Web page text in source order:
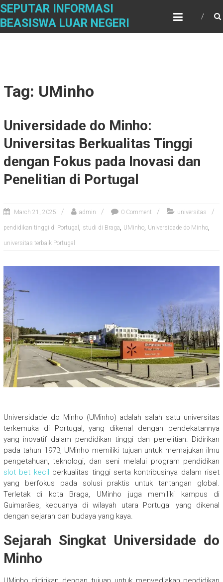
Skip
content
SEPUTAR INFORMASI
BEASISWA LUAR NEGERI
Tag: UMinho
Universidade do Minho:
Universitas Berkualitas Tinggi
dengan Fokus pada Inovasi dan
Penelitian di Portugal
March 21, 2025 admin 0 Comment universitas
pendidikan tinggi di Portugal , studi di Braga, UMinho, Universidade do Minho,
universitas terbaik Portugal
Universidade do Minho (UMinho) adalah salah satu universitas
terkemuka di Portugal, yang dikenal dengan pendekatannya
yang inovatif dalam pendidikan tinggi dan penelitian. Didirikan
pada tahun 1973, UMinho memiliki tujuan untuk memajukan ilmu
pengetahuan, teknologi, dan seni melalui program pendidikan
slot bet kecil berkualitas tinggi serta kontribusinya dalam riset
yang berfokus pada solusi praktis untuk tantangan global.
Terletak di kota Braga, UMinho juga memiliki kampus di
Guimarães, keduanya di wilayah utara Portugal yang dikenal
dengan sejarah dan budaya yang kaya.
Sejarah Singkat Universidade do
Minho